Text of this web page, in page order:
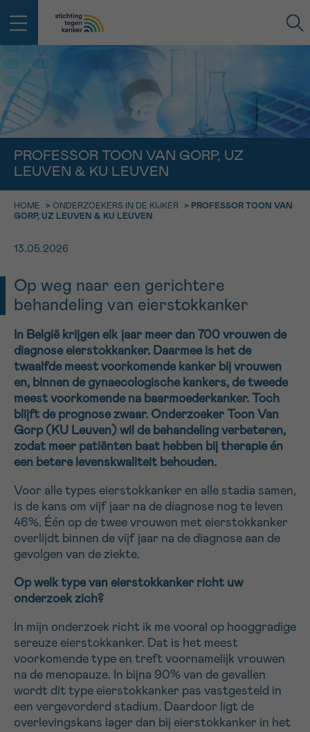
PROFESSOR TOON VAN GORP, UZ
LEUVEN & KU LEUVEN
HOME > ONDERZOEKERS IN DE KIJKER > PROFESSOR TOON VAN
GORP, UZ LEUVEN & KU LEUVEN
13.05.2026
Op weg naar een gerichtere
behandeling van eierstokkanker
In België krijgen elk jaar meer dan 700 vrouwen de
diagnose eierstokkanker. Daarmee is het de
twaalfde meest voorkomende kanker bij vrouwen
en, binnen de gynaecologische kankers, de tweede
meest voorkomende na baarmoederkanker. Toch
blijft de prognose zwaar. Onderzoeker Toon Van
Gorp (KU Leuven) wil de behandeling verbeteren,
zodat meer patiënten baat hebben bij therapie én
een betere levenskwaliteit behouden.
Voor alle types eierstokkanker en alle stadia samen,
is de kans om vijf jaar na de diagnose nog te leven
46%. Één op de twee vrouwen met eierstokkanker
overlijdt binnen de vijf jaar na de diagnose aan de
gevolgen van de ziekte.
Op welk type van eierstokkanker richt uw
onderzoek zich?
In mijn onderzoek richt ik me vooral op hooggradige
sereuze eierstokkanker. Dat is het meest
voorkomende type en treft voornamelijk vrouwen
na de menopauze. In bijna 90% van de gevallen
wordt dit type eierstokkanker pas vastgesteld in
een vergevorderd stadium. Daardoor ligt de
overlevingskans lager dan bij eierstokkanker in het
EMAIL
VOORNAAM
IN DE STRIJD TEGEN KANKER STA
JE NIET ALLEEN
Contacteer ons gratis
ma-vrij 9u tot 18u
contactformulier
Meer weten over Kankerinfo
geen enkele diagnose
NAAM
VOORNAAM
EMAIL
MIJN VRAAG
Ja, stuur mij de nieuwsbrief
Ik aanvaard de
Sturen
KIES DE TIJDSSPANNE VAN JE AFSPRAAK
9h-11h
13h-16h
16h-18h
Verder